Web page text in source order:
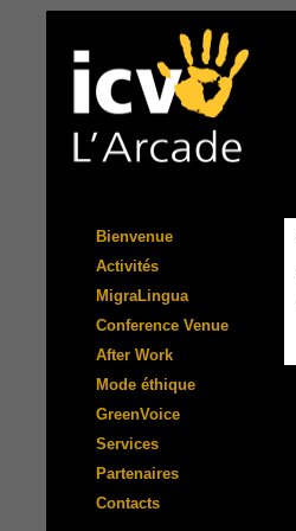
Bienvenue
Activités
MigraLingua
Conference Venue
After Work
Mode éthique
GreenVoice
Services
Partenaires
Contacts